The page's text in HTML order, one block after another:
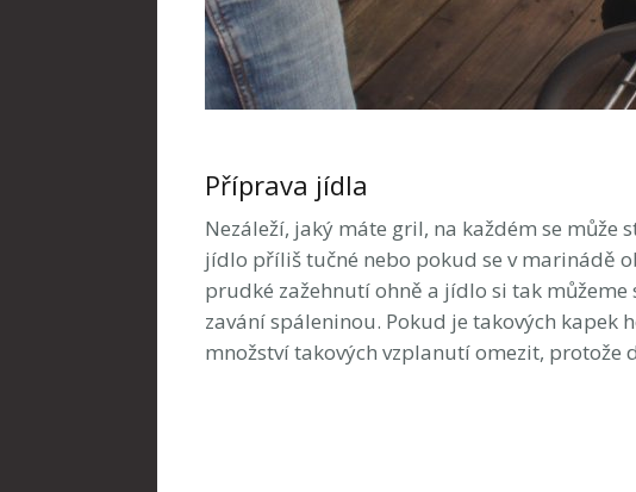
Příprava jídla
Nezáleží, jaký máte gril, na každém se
jídlo příliš tučné nebo pokud se v marinádě
prudké zažehnutí ohně a jídlo si tak
zavání spáleninou. Pokud je takových kapek
množství takových vzplanutí omezit,